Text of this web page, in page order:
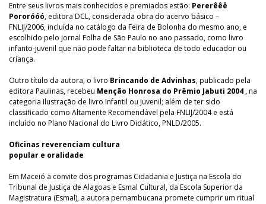
Entre seus livros mais conhecidos e premiados estão: Pererêêê
Pororóóó, editora DCL, considerada obra do acervo básico –
FNLIJ/2006, incluída no catálogo da Feira de Bolonha do mesmo ano, e
escolhido pelo jornal Folha de São Paulo no ano passado, como livro
infanto-juvenil que não pode faltar na biblioteca de todo educador ou
criança.
Outro título da autora, o livro Brincando de Advinhas, publicado pela
editora Paulinas, recebeu Menção Honrosa do Prêmio Jabuti 2004 , na
categoria Ilustração de livro Infantil ou juvenil; além de ter sido
classificado como Altamente Recomendável pela FNLIJ/2004 e está
incluído no Plano Nacional do Livro Didático, PNLD/2005.
Oficinas reverenciam cultura
popular e oralidade
Em Maceió a convite dos programas Cidadania e Justiça na Escola do
Tribunal de Justiça de Alagoas e Esmal Cultural, da Escola Superior da
Magistratura (Esmal), a autora pernambucana promete cumprir um ritual